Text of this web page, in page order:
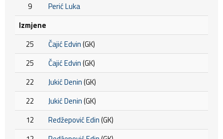
9
Perić Luka
Izmjene
25
Čajić Edvin(GK)
25
Čajić Edvin(GK)
22
Jukić Denin(GK)
22
Jukić Denin(GK)
12
Redžepović Edin(GK)